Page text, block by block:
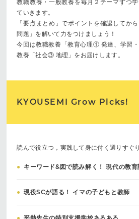
教職教養・一般教養を毎月２テーマずつ
ていきます。
「要点まとめ」でポイントを確認してか
問題」を解いて力をつけましょう！
今回は教職教養「教育心理① 発達、学習
教養「社会③ 地理」をお届けします。
KYOUSEMI Grow Picks!
読んで役立つ，実践して身に付く選りすぐ
● キーワード&図で読み解く！ 現代の教育
● 現役SCが語る！ イマの子どもと教師